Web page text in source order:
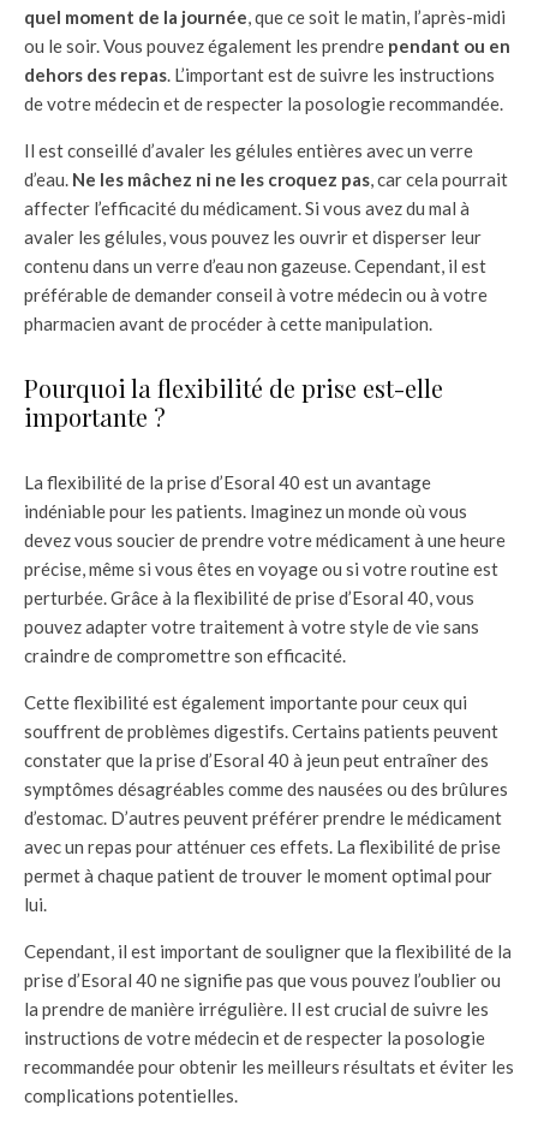
quel moment de la journée, que ce soit le matin, l’après-midi
ou le soir. Vous pouvez également les prendre pendant ou en
dehors des repas. L’important est de suivre les instructions
de votre médecin et de respecter la posologie recommandée.
Il est conseillé d’avaler les gélules entières avec un verre
d’eau. Ne les mâchez ni ne les croquez pas, car cela pourrait
affecter l’efficacité du médicament. Si vous avez du mal à
avaler les gélules, vous pouvez les ouvrir et disperser leur
contenu dans un verre d’eau non gazeuse. Cependant, il est
préférable de demander conseil à votre médecin ou à votre
pharmacien avant de procéder à cette manipulation.
Pourquoi la flexibilité de prise est-elle
importante ?
La flexibilité de la prise d’Esoral 40 est un avantage
indéniable pour les patients. Imaginez un monde où vous
devez vous soucier de prendre votre médicament à une heure
précise, même si vous êtes en voyage ou si votre routine est
perturbée. Grâce à la flexibilité de prise d’Esoral 40, vous
pouvez adapter votre traitement à votre style de vie sans
craindre de compromettre son efficacité.
Cette flexibilité est également importante pour ceux qui
souffrent de problèmes digestifs. Certains patients peuvent
constater que la prise d’Esoral 40 à jeun peut entraîner des
symptômes désagréables comme des nausées ou des brûlures
d’estomac. D’autres peuvent préférer prendre le médicament
avec un repas pour atténuer ces effets. La flexibilité de prise
permet à chaque patient de trouver le moment optimal pour
lui.
Cependant, il est important de souligner que la flexibilité de la
prise d’Esoral 40 ne signifie pas que vous pouvez l’oublier ou
la prendre de manière irrégulière. Il est crucial de suivre les
instructions de votre médecin et de respecter la posologie
recommandée pour obtenir les meilleurs résultats et éviter les
complications potentielles.